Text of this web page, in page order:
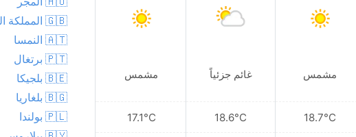
مشمس
18.7°C
غائم جزئياً
18.6°C
مشمس
17.1°C
مشمس
17.5°C
🇬🇧 المملكة المتحدة
🇦🇹 النمسا
🇵🇹 برتغال
🇧🇪 بلجيكا
🇧🇬 بلغاريا
🇵🇱 بولندا